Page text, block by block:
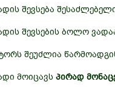
შევსება
შევსების ბოლო
შეუძლია
მოიცავს პირად